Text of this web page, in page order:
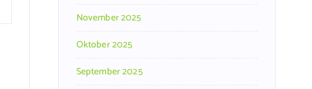
November 2025
Oktober 2025
September 2025